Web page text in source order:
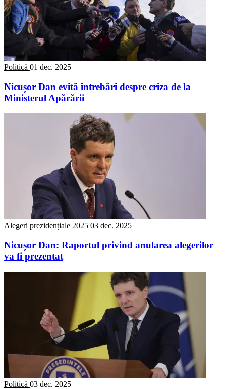
Politică 01 dec. 2025
Nicușor Dan evită întrebări despre criza de la
Ministerul Apărării
Alegeri prezidențiale 2025 03 dec. 2025
Nicușor Dan: Raportul privind anularea alegerilor
va fi prezentat
Politică 03 dec. 2025